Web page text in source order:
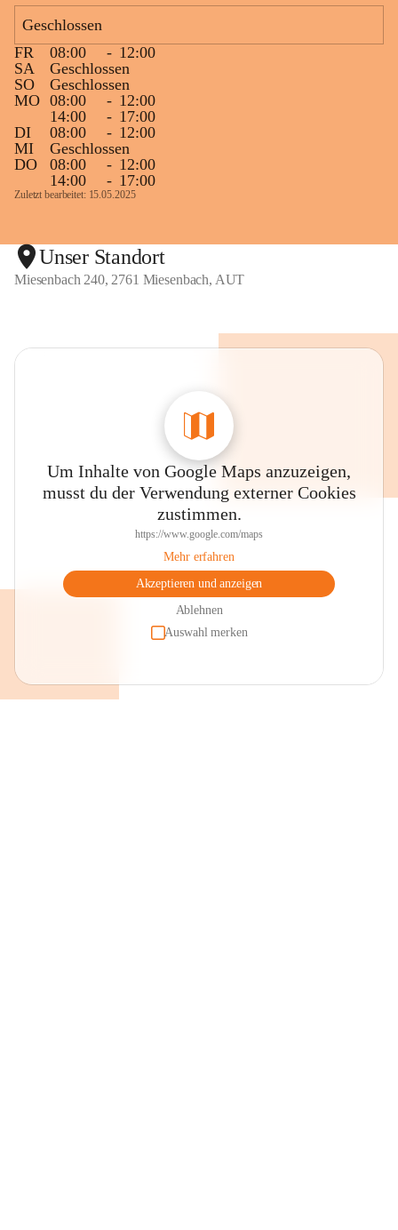
Geschlossen
FR
08:00 - 12:00
SA
Geschlossen
SO
Geschlossen
MO 08:00 - 12:00
14:00
- 17:00
DI
08:00 - 12:00
MI
Geschlossen
DO
08:00 - 12:00
14:00
- 17:00
Zuletzt bearbeitet: 15.05.2025
Unser Standort
Miesenbach 240, 2761 Miesenbach, AUT
Um Inhalte von Google Maps anzuzeigen,
musst du der Verwendung externer Cookies
zustimmen.
https://www.google.com/maps
Mehr erfahren
Akzeptieren und anzeigen
Ablehnen
Auswahl merken